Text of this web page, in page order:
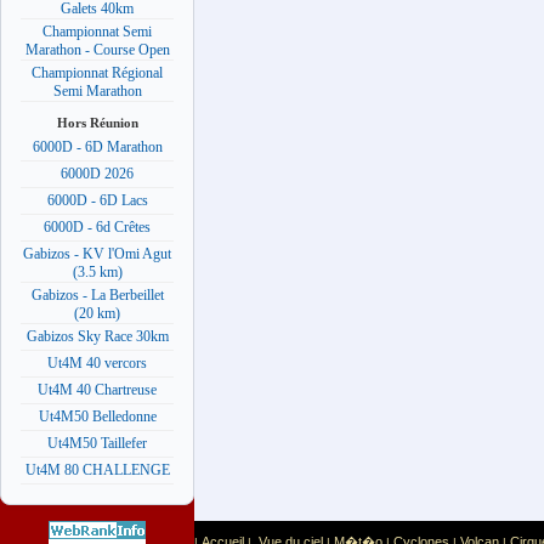
Galets 40km
Championnat Semi
Marathon - Course Open
Championnat Régional
Semi Marathon
Hors Réunion
6000D - 6D Marathon
6000D 2026
6000D - 6D Lacs
6000D - 6d Crêtes
Gabizos - KV l'Omi Agut
(3.5 km)
Gabizos - La Berbeillet
(20 km)
Gabizos Sky Race 30km
Ut4M 40 vercors
Ut4M 40 Chartreuse
Ut4M50 Belledonne
Ut4M50 Taillefer
Ut4M 80 CHALLENGE